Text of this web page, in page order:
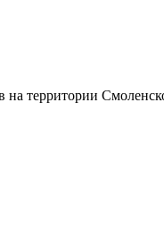
на территории